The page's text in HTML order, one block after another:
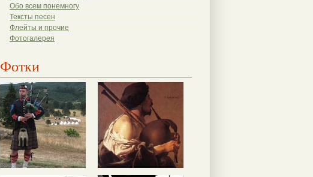
Обо всем понемногу
Тексты песен
Флейты и прочие
Фотогалерея
Фотки